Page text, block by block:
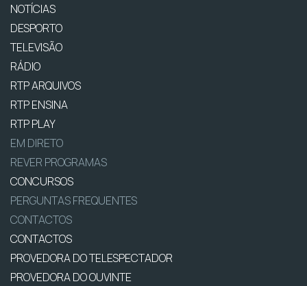
NOTÍCIAS
DESPORTO
TELEVISÃO
RÁDIO
RTP ARQUIVOS
RTP ENSINA
RTP PLAY
EM DIRETO
REVER PROGRAMAS
CONCURSOS
PERGUNTAS FREQUENTES
CONTACTOS
CONTACTOS
PROVEDORA DO TELESPECTADOR
PROVEDORA DO OUVINTE